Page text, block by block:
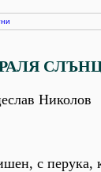
Николов
с перука,